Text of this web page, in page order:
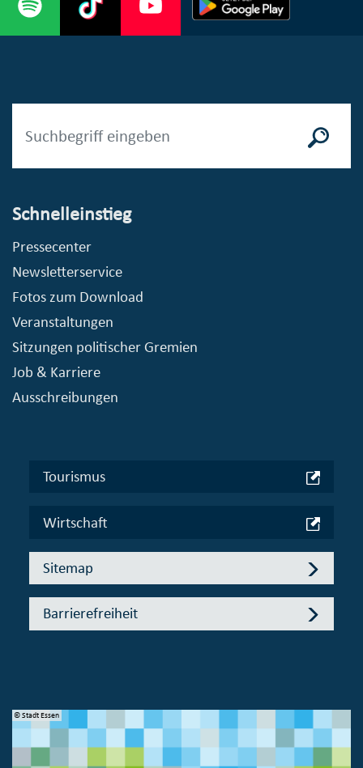
Schnelleinstieg
Pressecenter
Newsletterservice
Fotos zum Download
Veranstaltungen
Sitzungen politischer Gremien
Job & Karriere
Ausschreibungen
Tourismus
Wirtschaft
Sitemap
Barrierefreiheit
© Stadt Essen